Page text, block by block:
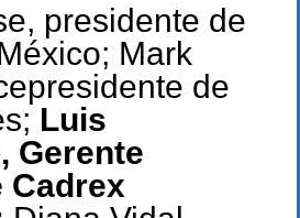
presidente de
Mark
de
Luis
Gerente
Cadrex